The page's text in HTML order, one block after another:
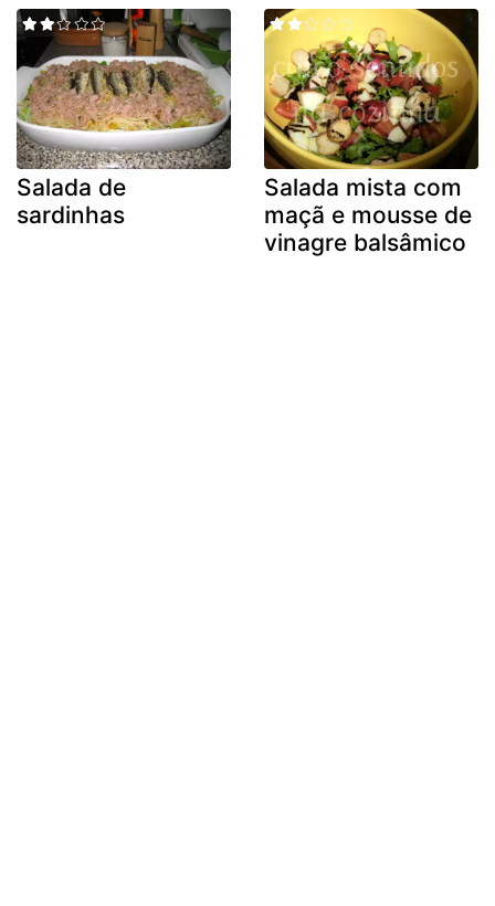
Salada de
sardinhas
Salada mista com
maçã e mousse de
vinagre balsâmico